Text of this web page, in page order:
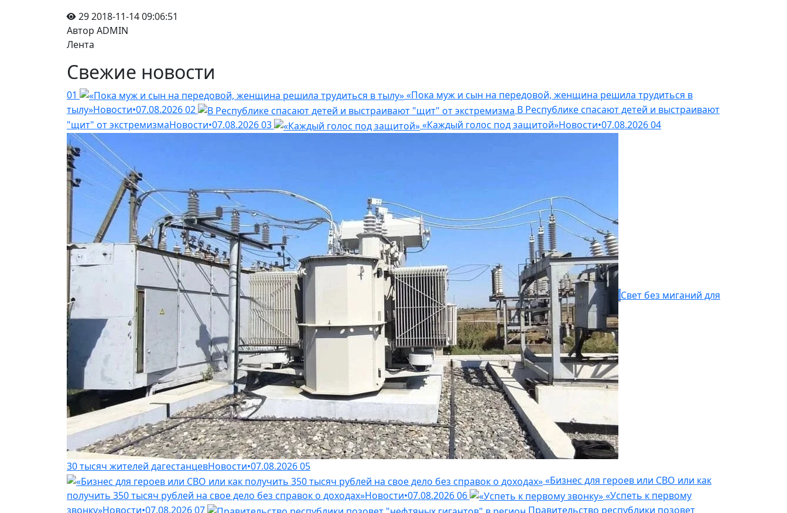
292018-11-14 09:06:51
Автор ADMIN
Лента
Свежие новости
01
«Пока муж и сын на передовой, женщина решила трудиться в
тылу»Новости•07.08.202602
В Республике спасают детей и выстраивают
"щит" от экстремизмаНовости•07.08.202603 «Каждый голос под защитой»Новости•07.08.202604
Свет без миганий для
30 тысяч жителей дагестанцевНовости•07.08.202605
«Бизнес для героев или СВО или как
получить 350 тысяч рублей на свое дело без справок о доходах»Новости•07.08.202606
«Успеть к первому
звонку»Новости•07.08.202607
Правительство республики позовет